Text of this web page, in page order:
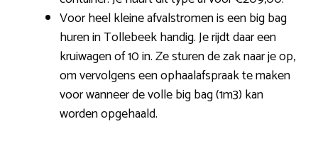
Voor heel kleine afvalstromen is een big bag
huren in Tollebeek handig. Je rijdt daar een
kruiwagen of 10 in. Ze sturen de zak naar je op,
om vervolgens een ophaalafspraak te maken
voor wanneer de volle big bag (1m3) kan
worden opgehaald.